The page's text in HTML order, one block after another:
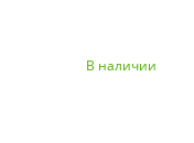
В наличии